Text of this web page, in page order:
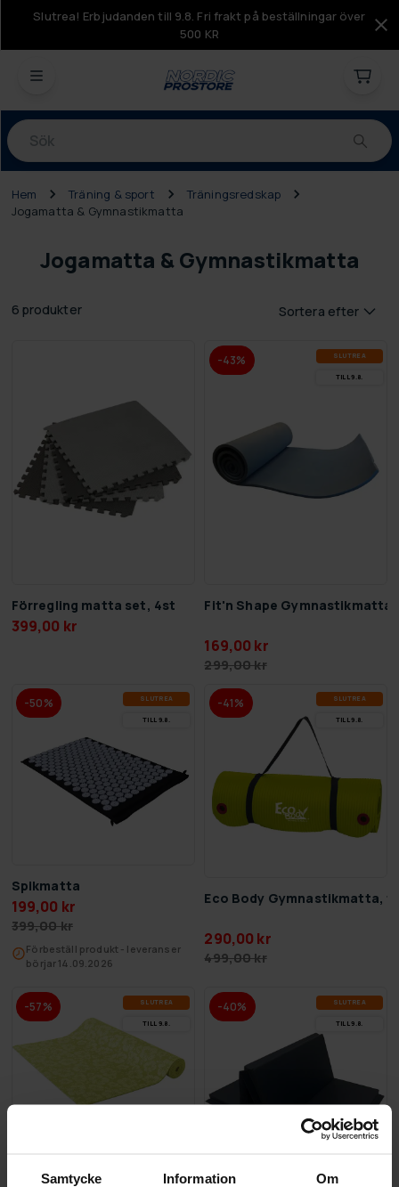
Samtycke Information Om
Slutrea! Erbjudanden till 9.8. Fri frakt på beställningar över
500 KR
Produkter
Hem Träning & sport
Träningsredskap
Jogamatta & Gymnastikmatta
Jogamatta & Gymnastikmatta
6 produkter Sortera efter
Förregling matta set, 4st
399,00 kr
-43% SLUT­REA
TILL 9.8.
Fit'n Shape Gymnastikmatta
169,00 kr
299,00 kr
-50% SLUT­REA
TILL 9.8.
Spikmatta
199,00 kr
399,00 kr
Förbeställ produkt - leveranser
börjar 14.09.2026
-41% SLUT­REA
TILL 9.8.
Eco Body Gymnastikmatta,
290,00 kr
499,00 kr
-57% SLUT­REA
TILL 9.8.
-40% SLUT­REA
TILL 9.8.